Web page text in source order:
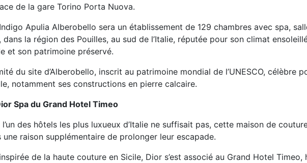
de la gare Torino Porta Nuova.
Apulia Alberobello sera un établissement de 129 chambres avec spa,
la région des Pouilles, au sud de l’Italie, réputée pour son climat
et son patrimoine préservé.
du site d’Alberobello, inscrit au patrimoine mondial de l’UNESCO, célèbre
notamment ses constructions en pierre calcaire.
Spa du Grand Hotel Timeo
des hôtels les plus luxueux d’Italie ne suffisait pas, cette maison de
raison supplémentaire de prolonger leur escapade.
de la haute couture en Sicile, Dior s’est associé au Grand Hotel Timeo,